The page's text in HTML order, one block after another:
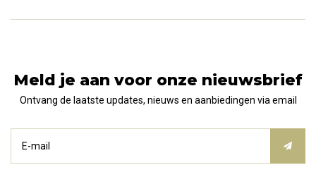
Meld je aan voor onze nieuwsbrief
Ontvang de laatste updates, nieuws en aanbiedingen via email